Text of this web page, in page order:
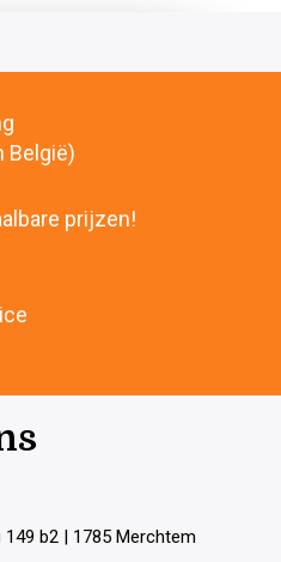
België)
prijzen!
b2 | 1785 Merchtem